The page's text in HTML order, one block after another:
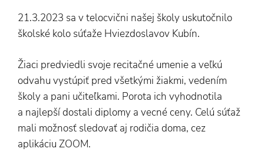
21.3.2023 sa v telocvični našej školy uskutočnilo
školské kolo súťaže Hviezdoslavov Kubín.
Žiaci predviedli svoje recitačné umenie a veľkú
odvahu vystúpiť pred všetkými žiakmi, vedením
školy a pani učiteľkami. Porota ich vyhodnotila
a najlepší dostali diplomy a vecné ceny. Celú súťaž
mali možnosť sledovať aj rodičia doma, cez
aplikáciu ZOOM.